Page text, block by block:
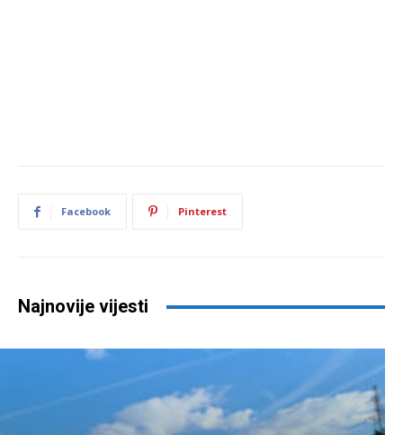
Facebook Pinterest
Najnovije vijesti